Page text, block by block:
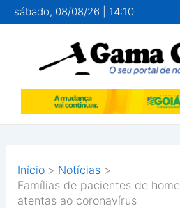
para
conteúdo
sábado, 08/08/26 | 14:10
Início
Notícias
Famílias de pacientes de
atentas ao coronavírus